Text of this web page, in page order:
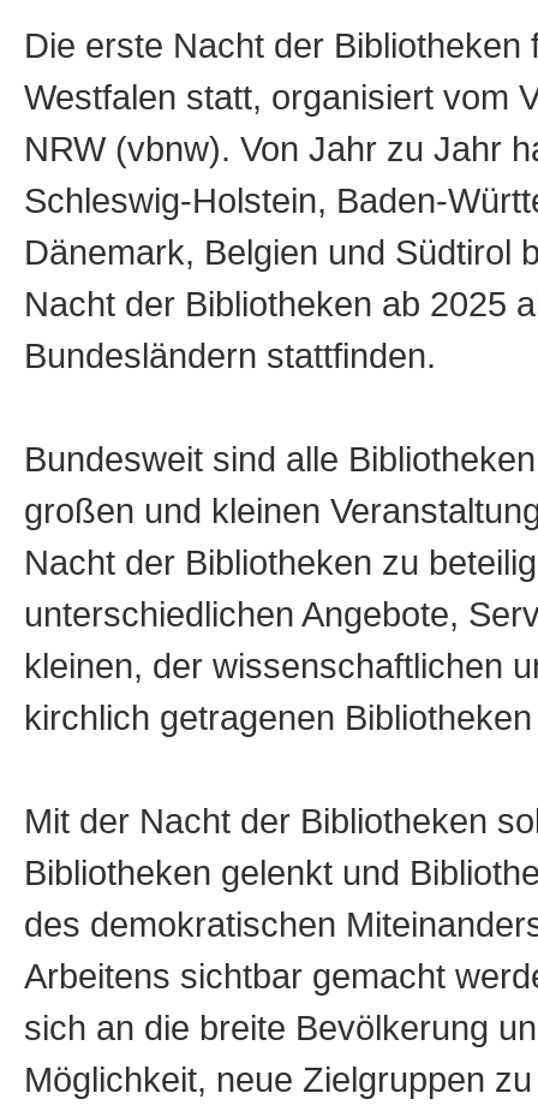
Die erste Nacht der
Westfalen statt, organisiert vom
NRW (vbnw). Von Jahr zu Jahr
Schleswig-Holstein, Baden-
Dänemark, Belgien und Südtirol
Nacht der Bibliotheken ab 2025
Bundesländern stattfinden.
Bundesweit sind alle
großen und kleinen
Nacht der Bibliotheken zu
unterschiedlichen Angebote,
kleinen, der wissenschaftlichen
kirchlich getragenen
Mit der Nacht der Bibliotheken
Bibliotheken gelenkt und
des demokratischen
Arbeitens sichtbar gemacht
sich an die breite Bevölkerung
Möglichkeit, neue Zielgruppen